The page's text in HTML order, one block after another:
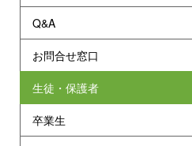
Q&A
お問合せ窓口
生徒・保護者
卒業生